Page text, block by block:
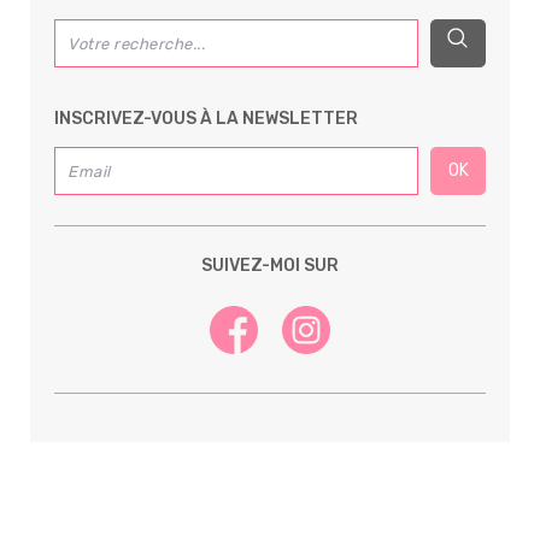
INSCRIVEZ-VOUS À LA NEWSLETTER
SUIVEZ-MOI SUR